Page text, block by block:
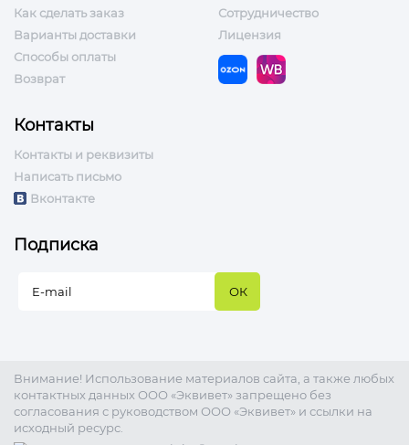
Как сделать заказ
Варианты доставки
Способы оплаты
Возврат
Сотрудничество
Лицензия
Контакты
Контакты и реквизиты
Написать письмо
Вконтакте
Подписка
Внимание! Использование материалов сайта, а также любых
контактных данных ООО «Эквивет» запрещено без
согласования с руководством ООО «Эквивет» и ссылки на
исходный ресурс.